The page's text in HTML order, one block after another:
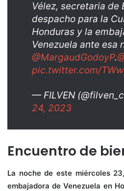
Vélez, secretaria de
despacho para la
Honduras y la
Venezuela ante esa
@MargaudGodoyP.
pic.twitter.com/
— FILVEN
24, 2023
Encuentro de
La noche de este miércoles
embajadora de Venezuela en